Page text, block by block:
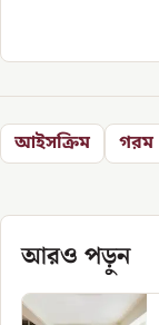
আইসক্রিম গরম
আরও পড়ুন